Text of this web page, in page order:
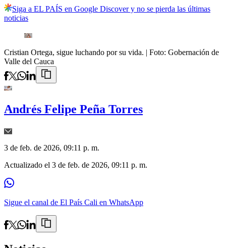
Siga a EL PAÍS en Google Discover y no se pierda las últimas
noticias
Cristian Ortega, sigue luchando por su vida. | Foto: Gobernación de
Valle del Cauca
Andrés Felipe Peña Torres
3 de feb. de 2026, 09:11 p. m.
Actualizado el 3 de feb. de 2026, 09:11 p. m.
Sigue el canal de El País Cali en WhatsApp